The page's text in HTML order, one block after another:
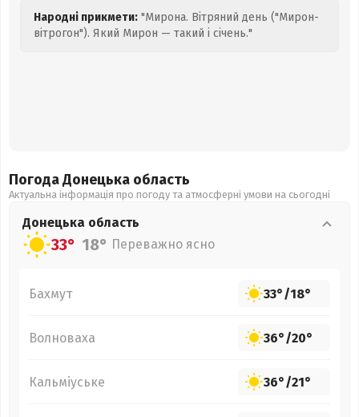
Народні прикмети: "Мирона. Вітряний день ("Мирон-
вітрогон"). Який Мирон — такий і січень."
Погода Донецька область
Актуальна інформація про погоду та атмосферні умови на сьогодні
Донецька область
33° 18° Переважно ясно
Бахмут 33°/18°
Волноваха 36°/20°
Кальміуське 36°/21°